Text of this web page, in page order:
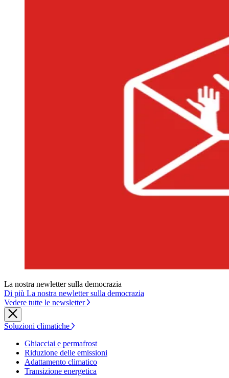
La nostra newletter sulla democrazia
Di più La nostra newletter sulla democrazia
Vedere tutte le newsletter
Soluzioni climatiche
Ghiacciai e permafrost
Riduzione delle emissioni
Adattamento climatico
Transizione energetica